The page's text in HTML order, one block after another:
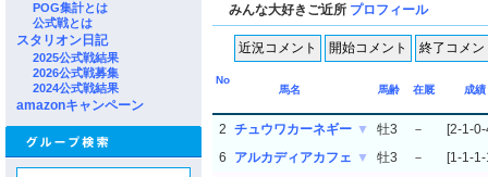
POG集計とは
公式戦とは
スタリオン日記
2025公式戦結果
2026公式戦募集
2024公式戦結果
amazonキャンペーン
みんな大好きご近所 プロフィール
No
馬名
馬齢 在厩 成績
2 チュウワカーネギー ▼ 牡3 －
[2-1-
6
アルカディアカフェ ▼ 牡3 －
[1-1-